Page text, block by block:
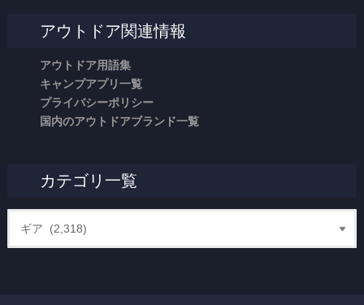
アウトドア関連情報
アウトドア用語集
キャンプアプリ一覧
プライバシーポリシー
国内のアウトドアブランド一覧
カテゴリ一覧